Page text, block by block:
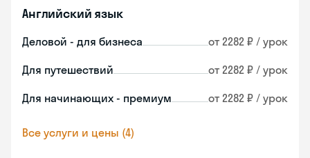
Английский язык
Деловой - для бизнеса от 2282 ₽ / урок
Для путешествий от 2282 ₽ / урок
Для начинающих - премиум от 2282 ₽ / урок
Все услуги и цены (4)